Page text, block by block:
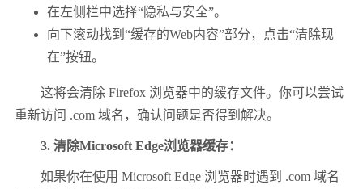
在左侧栏中选择“隐私与安全”。
向下滚动找到“缓存的Web内容”部分，点击“清除现
在”按钮。
这将会清除 Firefox 浏览器中的缓存文件。你可以尝试
重新访问 .com 域名，确认问题是否得到解决。
3. 清除Microsoft Edge浏览器缓存：
如果你在使用 Microsoft Edge 浏览器时遇到 .com 域名